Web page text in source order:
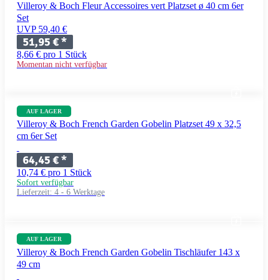
Villeroy & Boch Fleur Accessoires vert Platzset ø 40 cm 6er
Set
UVP 59,40 €
51,95 €*
8,66 € pro 1 Stück
Momentan nicht verfügbar
AUF LAGER
Villeroy & Boch French Garden Gobelin Platzset 49 x 32,5
cm 6er Set
64,45 €*
10,74 € pro 1 Stück
Sofort verfügbar
Lieferzeit: 4 - 6 Werktage
AUF LAGER
Villeroy & Boch French Garden Gobelin Tischläufer 143 x
49 cm